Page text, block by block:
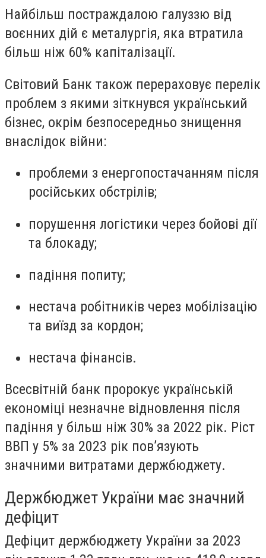
Найбільш постраждалою галуззю від
воєнних дій є металургія, яка втратила
більш ніж 60% капіталізації.
Світовий Банк також перераховує перелік
проблем з якими зіткнувся український
бізнес, окрім безпосередньо знищення
внаслідок війни:
проблеми з енергопостачанням після
російських обстрілів;
порушення логістики через бойові дії
та блокаду;
падіння попиту;
нестача робітників через мобілізацію
та виїзд за кордон;
нестача фінансів.
Всесвітній банк пророкує українській
економіці незначне відновлення після
падіння у більш ніж 30% за 2022 рік. Ріст
ВВП у 5% за 2023 рік повʼязують
значними витратами держбюджету.
Держбюджет України має значний
дефіцит
Дефіцит держбюджету України за 2023